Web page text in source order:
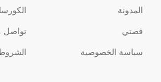
المدونة
قصتي تواصل
سياسة الخصوصية